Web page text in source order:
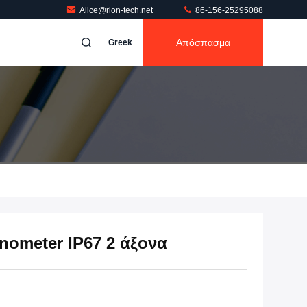
Alice@rion-tech.net 86-156-25295088
Greek Απόσπασμα
IP67 2 άξονα